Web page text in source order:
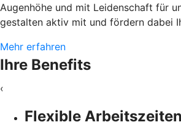
Augenhöhe und mit Leidenschaft für
gestalten aktiv mit und fördern dabei
Mehr erfahren
Ihre Benefits
‹
Flexible Arbeitszeiten